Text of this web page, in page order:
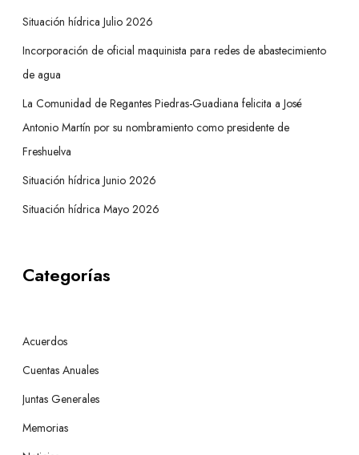
Situación hídrica Julio 2026
Incorporación de oficial maquinista para redes de abastecimiento
de agua
La Comunidad de Regantes Piedras-Guadiana felicita a José
Antonio Martín por su nombramiento como presidente de
Freshuelva
Situación hídrica Junio 2026
Situación hídrica Mayo 2026
Categorías
Acuerdos
Cuentas Anuales
Juntas Generales
Memorias